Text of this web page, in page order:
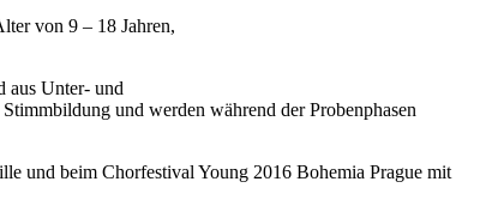
von 9 – 18 Jahren,
aus Unter- und
und werden während der Probenphasen
und beim Chorfestival Young 2016 Bohemia Prague mit